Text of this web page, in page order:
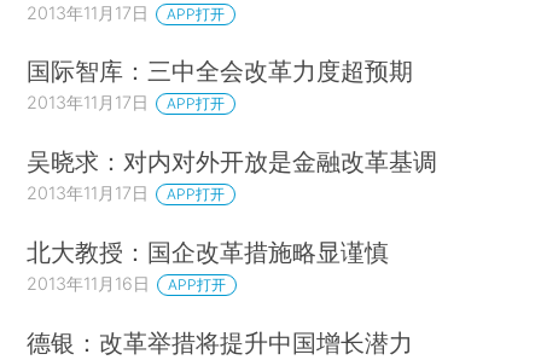
2013年11月17日 APP打开
国际智库：三中全会改革力度超预期
2013年11月17日 APP打开
吴晓求：对内对外开放是金融改革基调
2013年11月17日 APP打开
北大教授：国企改革措施略显谨慎
2013年11月16日 APP打开
德银：改革举措将提升中国增长潜力